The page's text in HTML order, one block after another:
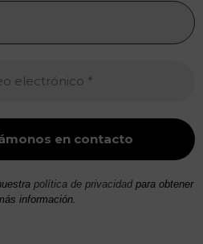
política de privacidadpara obtener
información.